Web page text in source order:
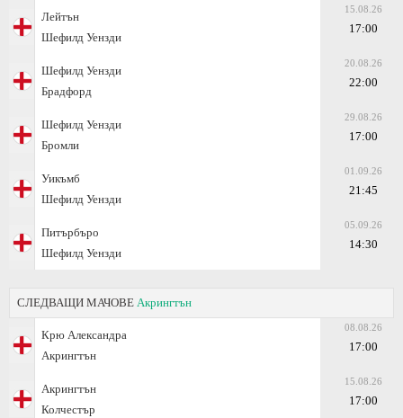
Лейтън
Шефилд Уензди
15.08.26
17:00
Шефилд Уензди
Брадфорд
20.08.26
22:00
Шефилд Уензди
Бромли
29.08.26
17:00
Уикъмб
Шефилд Уензди
01.09.26
21:45
Питърбъро
Шефилд Уензди
05.09.26
14:30
СЛЕДВАЩИ МАЧОВЕ Акрингтън
Крю Александра
Акрингтън
08.08.26
17:00
Акрингтън
Колчестър
15.08.26
17:00